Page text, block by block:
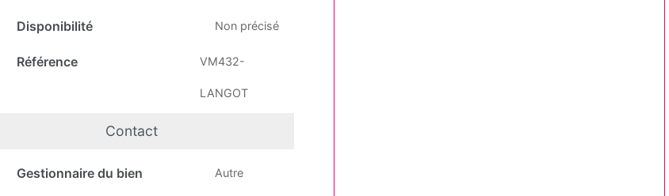
Disponibilité Non précisé
Référence VM432-
LANGOT
Contact
Gestionnaire du bien Autre